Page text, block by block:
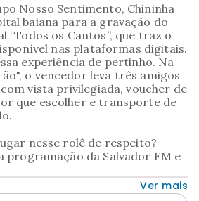
Nosso Sentimento, Chininha
baiana para a gravação do
“Todos os Cantos”, que traz o
nas plataformas digitais.
experiência de pertinho. Na
o vencedor leva três amigos
vista privilegiada, voucher de
que escolher e transporte de
nesse rolê de respeito?
programação da Salvador FM e
Ver mais